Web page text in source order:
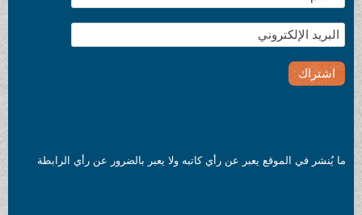
ما يُنشر في الموقع يعبر عن رأي كاتبه ولا يعبر بالضرور عن رأي الرابطة